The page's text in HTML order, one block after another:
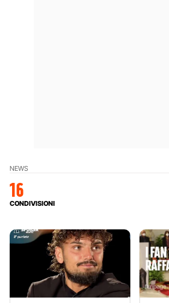
NEWS
16
CONDIVISIONI